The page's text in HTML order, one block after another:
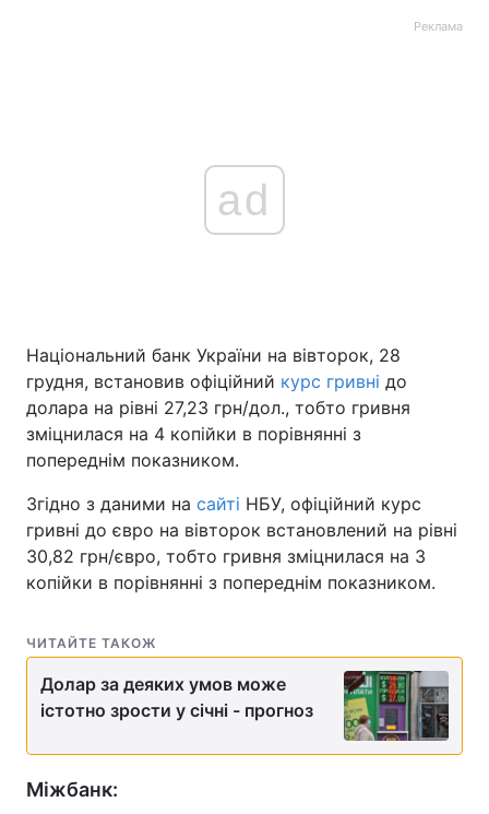
Реклама
ad
Національний банк України на вівторок, 28
грудня, встановив офіційний курс гривні до
долара на рівні 27,23 грн/дол., тобто гривня
зміцнилася на 4 копійки в порівнянні з
попереднім показником.
Згідно з даними на сайті НБУ, офіційний курс
гривні до євро на вівторок встановлений на рівні
30,82 грн/євро, тобто гривня зміцнилася на 3
копійки в порівнянні з попереднім показником.
ЧИТАЙТЕ ТАКОЖ
Долар за деяких умов може
істотно зрости у січні - прогноз
Міжбанк: